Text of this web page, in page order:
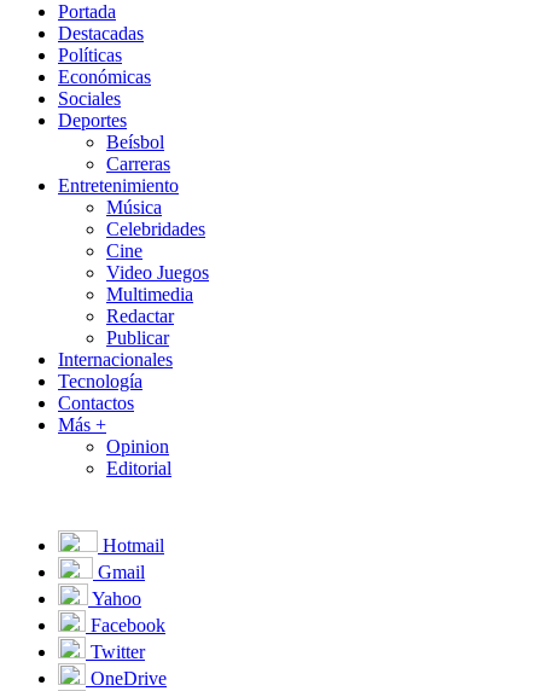
Portada
Destacadas
Políticas
Económicas
Sociales
Deportes
Beísbol
Carreras
Entretenimiento
Música
Celebridades
Cine
Video Juegos
Multimedia
Redactar
Publicar
Internacionales
Tecnología
Contactos
Más +
Opinion
Editorial
Hotmail
Gmail
Yahoo
Facebook
Twitter
OneDrive